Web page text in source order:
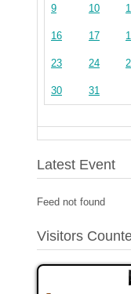
9 10
16 17
23 24
30 31
Latest Event
Feed not found
Visitors